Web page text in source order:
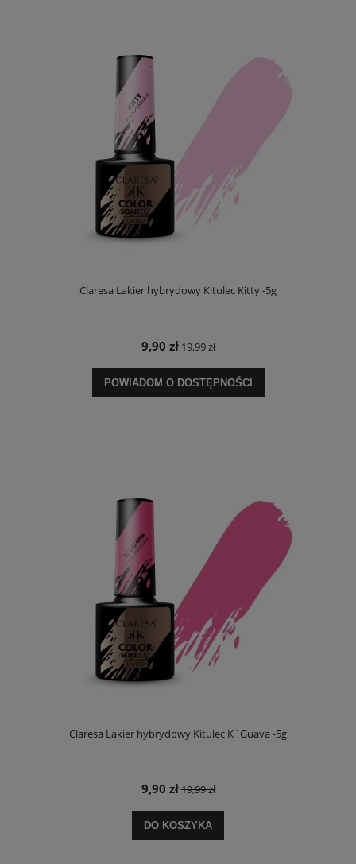
Claresa Lakier hybrydowy Kitulec Kitty -5g
9,90 zł19,99 zł
POWIADOM O DOSTĘPNOŚCI
Claresa Lakier hybrydowy Kitulec K`Guava -5g
9,90 zł19,99 zł
DO KOSZYKA